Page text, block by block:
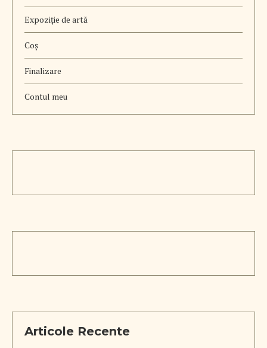
Expoziție de artă
Coș
Finalizare
Contul meu
Articole Recente